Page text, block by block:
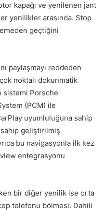
kapağı ve yenilenen jant
yenilikler arasında. Stop
geçtiğini
paylaşmayı reddeden
noktalı dokunmatik
sistemi Porsche
(PCM) ile
uyumluluğuna sahip
geliştirilmiş
bu navigasyonla ilk kez
entegrasyonu
bir diğer yenilik ise orta
telefonu bölmesi. Dahili